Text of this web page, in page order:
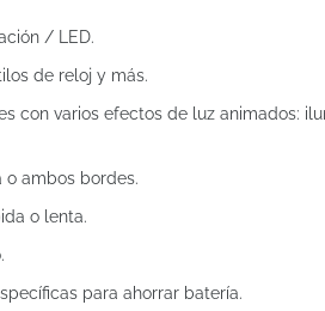
/ LED.
de reloj y más.
con varios efectos de luz animados:
o ambos bordes.
o lenta.
para ahorrar batería.